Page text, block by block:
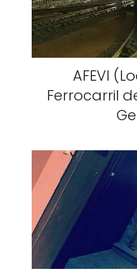
AFEVI
Ferrocarril